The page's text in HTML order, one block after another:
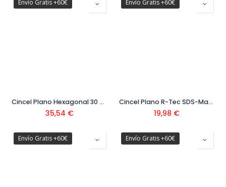
Envío Gratis +60€
Cincel Plano Hexagonal 30 mm
35,54 €
Envío Gratis +60€
Cincel Plano R-Tec SDS-Max 400x26 mm Ref. 2.608.690.124
19,98 €
Envío Gratis +60€ Envío Gratis +60€